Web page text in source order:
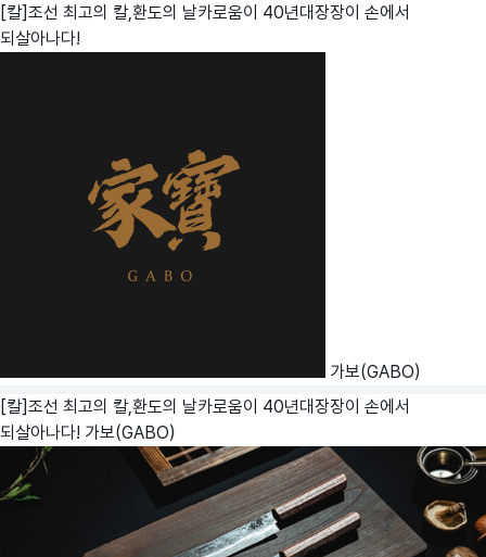
[칼]조선 최고의 칼,환도의 날카로움이 40년대장장이 손에서
되살아나다!
가보(GABO)
[칼]조선 최고의 칼,환도의 날카로움이 40년대장장이 손에서
되살아나다! 가보(GABO)